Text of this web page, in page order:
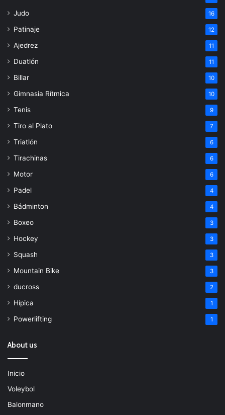
Judo 16
Patinaje 12
Ajedrez 11
Duatlón 11
Billar 10
Gimnasia Rítmica 10
Tenis 9
Tiro al Plato 7
Triatlón 6
Tirachinas 6
Motor 6
Padel 4
Bádminton 4
Boxeo 3
Hockey 3
Squash 3
Mountain Bike 3
ducross 2
Hípica 1
Powerlifting 1
About us
Inicio
Voleybol
Balonmano